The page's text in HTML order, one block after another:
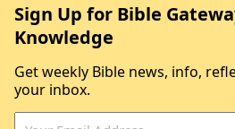
Sign Up for Bible
Knowledge
Get weekly Bible news, info,
your inbox.